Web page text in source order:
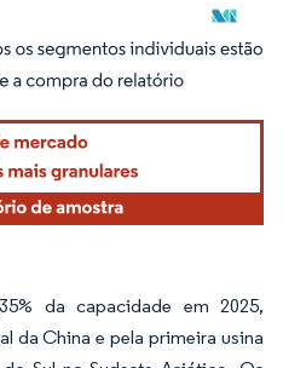
requer atribuição conforme CC BY 4.0.
da capacidade em 2025,
da China e pela primeira usina